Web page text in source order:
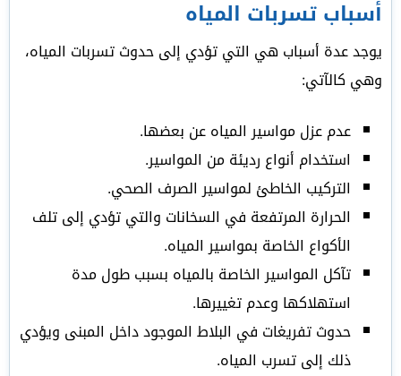
أسباب تسربات المياه
يوجد عدة أسباب هي التي تؤدي إلى حدوث تسربات المياه،
وهي كالآتي:
عدم عزل مواسير المياه عن بعضها.
استخدام أنواع رديئة من المواسير.
التركيب الخاطئ لمواسير الصرف الصحي.
الحرارة المرتفعة في السخانات والتي تؤدي إلى تلف
الأكواع الخاصة بمواسير المياه.
تآكل المواسير الخاصة بالمياه بسبب طول مدة
استهلاكها وعدم تغييرها.
حدوث تفريغات في البلاط الموجود داخل المبنى ويؤدي
ذلك إلى تسرب المياه.